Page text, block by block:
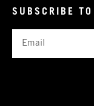
SUBSCRIBE